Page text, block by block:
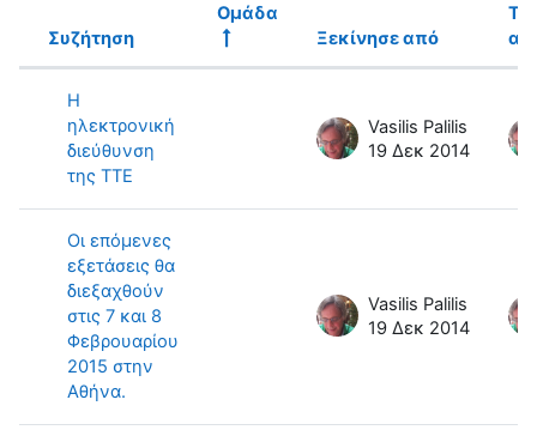
Λίστα συζητήσεων. Εμφάνιση 6
Κατάσταση
Συζήτηση
Ομάδα
Ξεκίνησε από
H
ηλεκτρονική
διεύθυνση
της ΤΤΕ
Vasilis Palilis
19 Δεκ 2014
Οι επόμενες
εξετάσεις θα
διεξαχθούν
στις 7 και 8
Φεβρουαρίου
2015 στην
Αθήνα.
Vasilis Palilis
19 Δεκ 2014